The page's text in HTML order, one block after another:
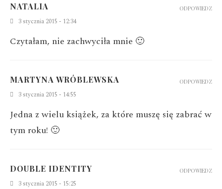
NATALIA
3 stycznia 2015 - 12:34
Czytałam, nie zachwyciła mnie 🙂
ODPOWIEDZ
MARTYNA WRÓBLEWSKA
3 stycznia 2015 - 14:55
Jedna z wielu książek, za które muszę się zabrać w
tym roku! 🙂
ODPOWIEDZ
DOUBLE IDENTITY
3 stycznia 2015 - 15:25
ODPOWIEDZ